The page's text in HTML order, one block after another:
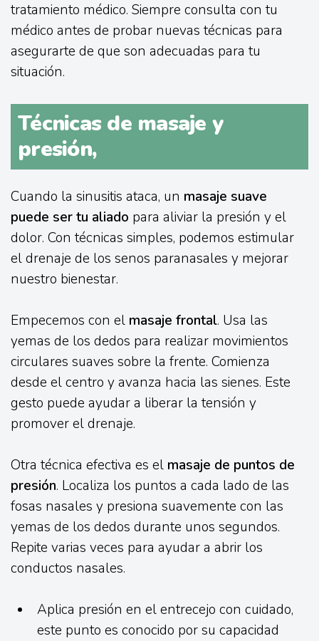
tratamiento médico. Siempre consulta con tu
médico antes de probar nuevas técnicas para
asegurarte de que son adecuadas para tu
situación.
Técnicas de masaje y
presión,
Cuando la sinusitis ataca, un masaje suave
puede ser tu aliado para aliviar la presión y el
dolor. Con técnicas simples, podemos estimular
el drenaje de los senos paranasales y mejorar
nuestro bienestar.
Empecemos con el masaje frontal. Usa las
yemas de los dedos para realizar movimientos
circulares suaves sobre la frente. Comienza
desde el centro y avanza hacia las sienes. Este
gesto puede ayudar a liberar la tensión y
promover el drenaje.
Otra técnica efectiva es el masaje de puntos de
presión. Localiza los puntos a cada lado de las
fosas nasales y presiona suavemente con las
yemas de los dedos durante unos segundos.
Repite varias veces para ayudar a abrir los
conductos nasales.
Aplica presión en el entrecejo con cuidado,
este punto es conocido por su capacidad